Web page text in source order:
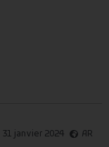
31 janvier 2024 AR